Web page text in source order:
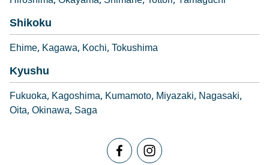
Shikoku
Ehime Kagawa Kochi Tokushima
Kyushu
Fukuoka Kagoshima Kumamoto Miyazaki Nagasaki
Oita Okinawa Saga